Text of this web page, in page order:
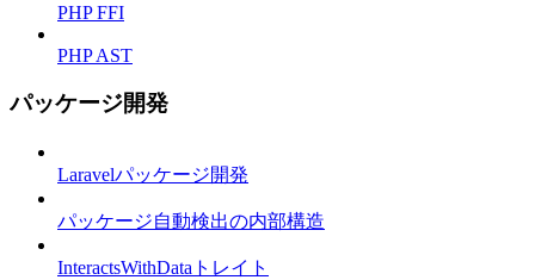
PHP FFI
PHP AST
パッケージ開発
Laravelパッケージ開発
パッケージ自動検出の内部構造
InteractsWithDataトレイト